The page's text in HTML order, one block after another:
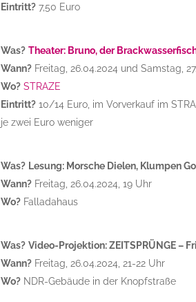
Eintritt?7,50 Euro
Was? Theater: Bruno, der
Wann?Freitag, 26.04.2024 und Samstag,
Wo? STRAZE
Eintritt?10/14 Euro, im Vorverkauf im
je zwei Euro weniger
Was? Lesung: Morsche Dielen, Klumpen
Wann?Freitag, 26.04.2024, 19 Uhr
Wo?Falladahaus
Was? Video-Projektion: ZEITSPRÜNGE –
Wann?Freitag, 26.04.2024, 21-22 Uhr
Wo?NDR-Gebäude in der Knopfstraße